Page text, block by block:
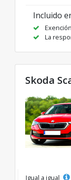
Incluido
La
Skoda
Igual a igual